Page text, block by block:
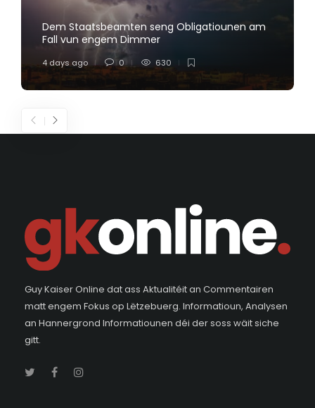
Dem Staatsbeamten seng Obligatiounen am
Fall vun engem Dimmer
4 days ago 0 630
Guy Kaiser Online dat ass Aktualitéit an Commentairen
matt engem Fokus op Lëtzebuerg. Informatioun, Analysen
an Hannergrond Informatiounen déi der soss wäit siche
gitt.